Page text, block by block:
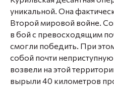
уникальной. Она
Второй мировой войне.
в бой с превосходящим
смогли победить. При
собой почти
возвели на этой
вырыли 40 километров